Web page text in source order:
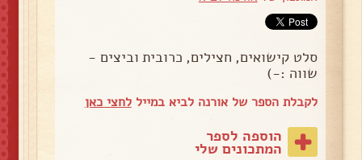
סלט קישואים, חצילים, כרובית וביצים -
שווה :-)
לקבלת הספר של אורנה לביא במייללחצי כאן
הוספה לספר
המתכונים שלי